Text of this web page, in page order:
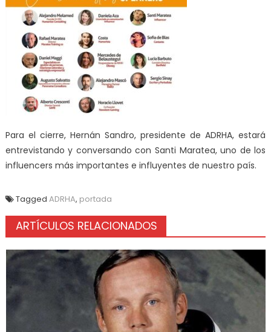
Para el cierre, Hernán Sandro, presidente de ADRHA, estará
entrevistando y conversando con Santi Maratea, uno de los
influencers más importantes e influyentes de nuestro país.
Tagged ADRHA, portada
ARTÍCULOS RELACIONADOS